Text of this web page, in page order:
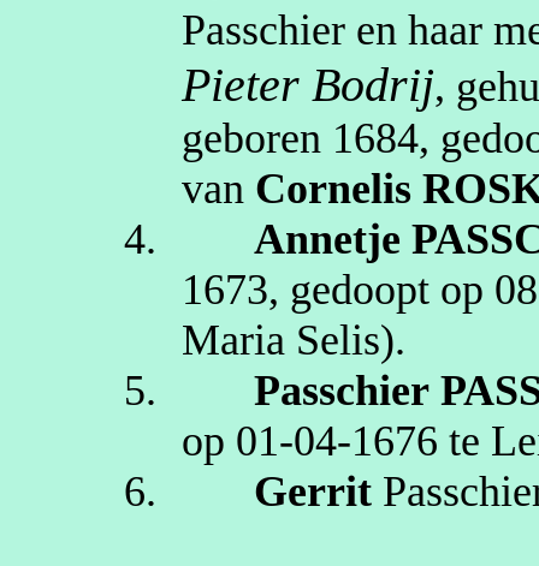
Passchier en haar
Pieter Bodrij,
geboren 1684,
van Cornelis
4.
Annetje
1673, gedoopt op
Maria Selis).
5.
Passchier
op 01‑04‑1676 te
6.
Gerrit